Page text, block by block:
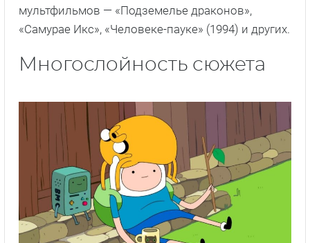
мультфильмов — «Подземелье драконов»,
«Самурае Икс», «Человеке-пауке» (1994) и других.
Многослойность сюжета